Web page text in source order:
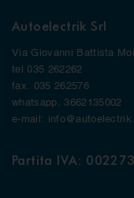
Autoelectrik Srl
Via Giovanni Battista
tel 035 262262
fax. 035 262576
whatsapp. 3662135002
e-mail:
Partita IVA: